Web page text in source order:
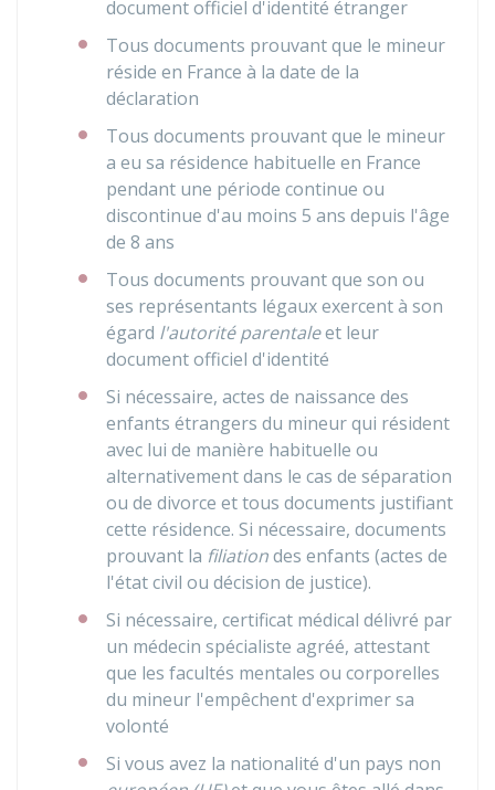
document officiel d'identité étranger
Tous documents prouvant que le mineur
réside en France à la date de la
déclaration
Tous documents prouvant que le mineur
a eu sa résidence habituelle en France
pendant une période continue ou
discontinue d'au moins 5 ans depuis l'âge
de 8 ans
Tous documents prouvant que son ou
ses représentants légaux exercent à son
égard l'autorité parentaleet leur
document officiel d'identité
Si nécessaire, actes de naissance des
enfants étrangers du mineur qui résident
avec lui de manière habituelle ou
alternativement dans le cas de séparation
ou de divorce et tous documents justifiant
cette résidence. Si nécessaire, documents
prouvant la filiationdes enfants (actes de
l'état civil ou décision de justice).
Si nécessaire, certificat médical délivré par
un médecin spécialiste agréé, attestant
que les facultés mentales ou corporelles
du mineur l'empêchent d'exprimer sa
volonté
Si vous avez la nationalité d'un pays non